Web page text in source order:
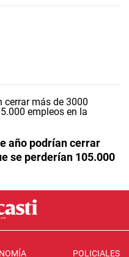
año podrían cerrar
se perderían 105.000
POLICIALES